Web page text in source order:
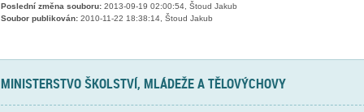
Poslední změna souboru:2013-09-19 02:00:54, Štoud Jakub
Soubor publikován:2010-11-22 18:38:14, Štoud Jakub
MINISTERSTVO ŠKOLSTVÍ, MLÁDEŽE A TĚLOVÝCHOVY